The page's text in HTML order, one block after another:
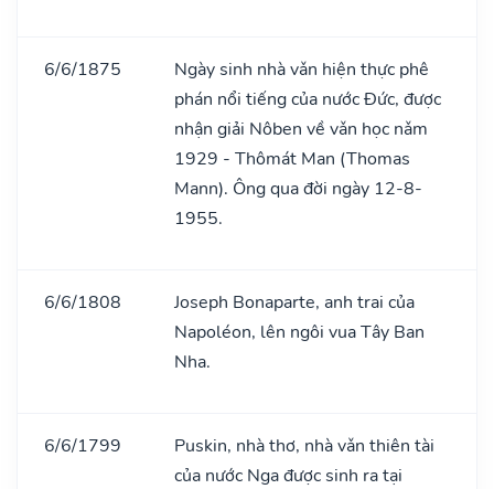
6/6/1875
Ngày sinh nhà vǎn hiện thực phê
phán nổi tiếng của nước Đức, được
nhận giải Nôben về vǎn học nǎm
1929 - Thômát Man (Thomas
Mann). Ông qua đời ngày 12-8-
1955.
6/6/1808
Joseph Bonaparte, anh trai của
Napoléon, lên ngôi vua Tây Ban
Nha.
6/6/1799
Puskin, nhà thơ, nhà vǎn thiên tài
của nước Nga được sinh ra tại